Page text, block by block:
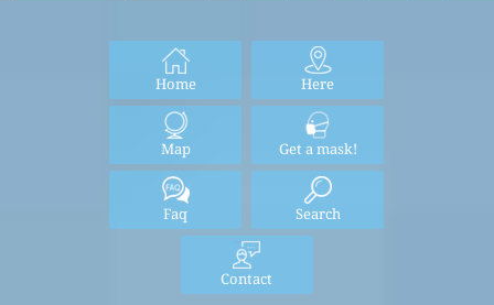
Home Here
Map Get a mask!
Faq Search
Contact